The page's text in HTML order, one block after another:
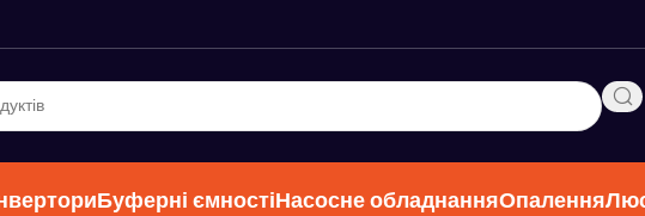
Буферні ємностіНасосне обладнанняОпалення